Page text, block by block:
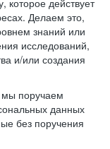
которое действует
Делаем это,
знаний или
исследований,
и/или создания
мы поручаем
данных
без поручения